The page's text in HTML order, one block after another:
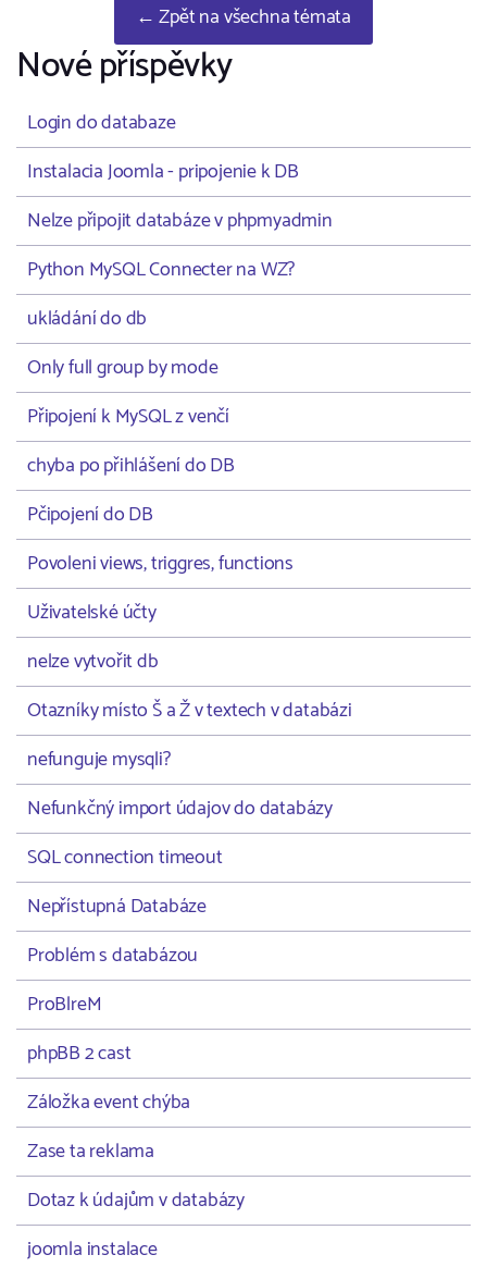
← Zpět na všechna témata
Nové příspěvky
Login do databaze
Instalacia Joomla - pripojenie k DB
Nelze připojit databáze v phpmyadmin
Python MySQL Connecter na WZ?
ukládání do db
Only full group by mode
Připojení k MySQL z venčí
chyba po přihlášení do DB
Pčipojení do DB
Povoleni views, triggres, functions
Uživatelské účty
nelze vytvořit db
Otazníky místo Š a Ž v textech v databázi
nefunguje mysqli?
Nefunkčný import údajov do databázy
SQL connection timeout
Nepřístupná Databáze
Problém s databázou
ProBlreM
phpBB 2 cast
Záložka event chýba
Zase ta reklama
Dotaz k údajům v databázy
joomla instalace